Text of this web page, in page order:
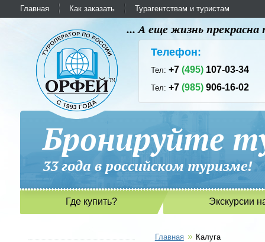
Главная Как заказать Турагентствам и туристам
... А еще жизнь
Телефон:
Тел:+7(495) 107-03-34
Тел:+7(985) 906-16-02
Бронируйте
33 года в российском
Где купить? Экскурсии
Главная » Калуга